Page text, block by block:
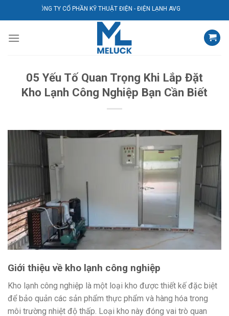
qua
dung
CÔNG TY CỔ PHẦN KỸ THUẬT ĐIỆN - ĐIỆN LẠNH AVG
05 Yếu Tố Quan Trọng Khi Lắp Đặt
Kho Lạnh Công Nghiệp Bạn Cần Biết
Giới thiệu về kho lạnh công nghiệp
Kho lạnh công nghiệp là một loại kho được thiết kế đặc biệt
để bảo quản các sản phẩm thực phẩm và hàng hóa trong
môi trường nhiệt độ thấp. Loại kho này đóng vai trò quan